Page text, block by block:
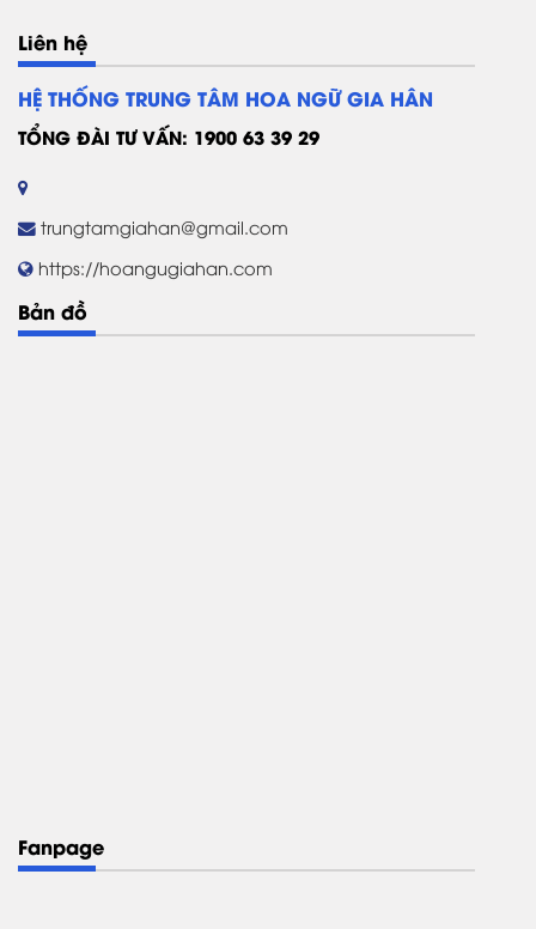
Liên hệ
HỆ THỐNG TRUNG TÂM HOA NGỮ GIA HÂN
TỔNG ĐÀI TƯ VẤN: 1900 63 39 29
trungtamgiahan@gmail.com
https://hoangugiahan.com
Bản đồ
Fanpage